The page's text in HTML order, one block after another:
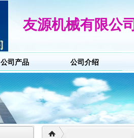
友源机械有限公
公司产品 公司介绍